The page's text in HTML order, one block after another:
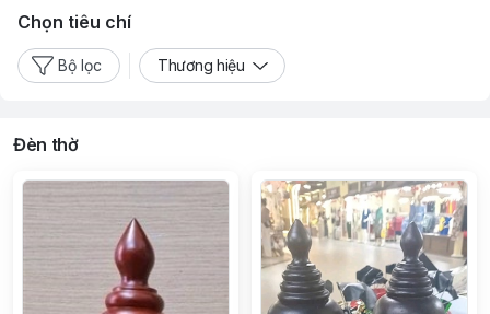
Chọn tiêu chí
Bộ lọc Thương hiệu
Đèn thờ